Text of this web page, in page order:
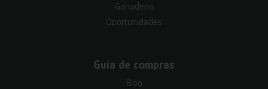
Ganadería
Oportunidades
Guía de compras
Blog